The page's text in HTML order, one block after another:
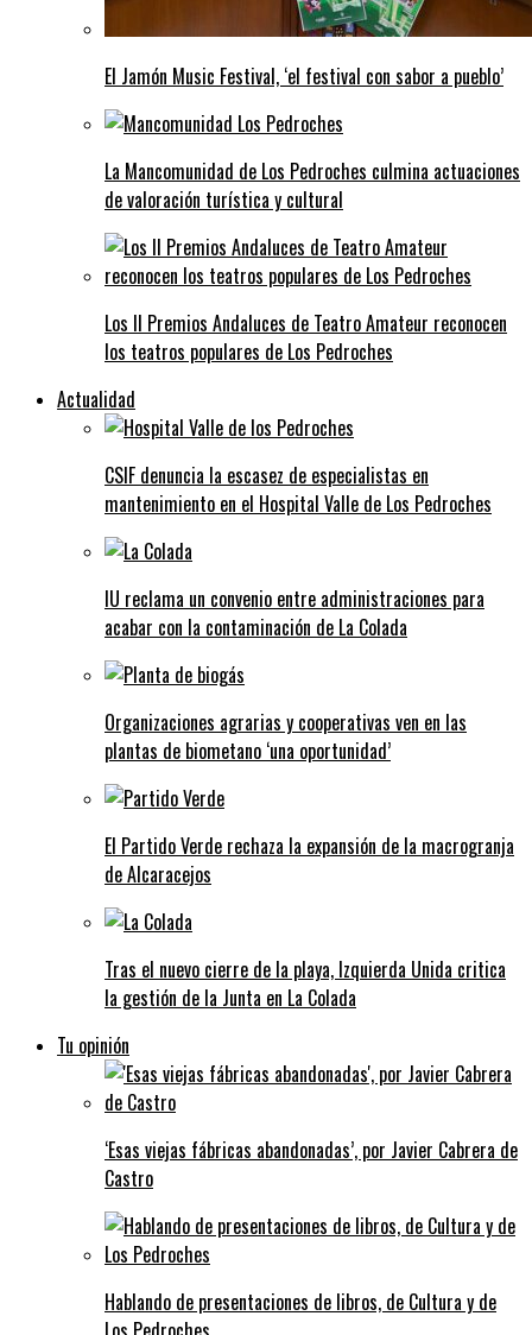
El Jamón Music Festival, ‘el festival con sabor a pueblo’
La Mancomunidad de Los Pedroches culmina actuaciones
de valoración turística y cultural
Los II Premios Andaluces de Teatro Amateur reconocen
los teatros populares de Los Pedroches
Actualidad
CSIF denuncia la escasez de especialistas en
mantenimiento en el Hospital Valle de Los Pedroches
IU reclama un convenio entre administraciones para
acabar con la contaminación de La Colada
Organizaciones agrarias y cooperativas ven en las
plantas de biometano ‘una oportunidad’
El Partido Verde rechaza la expansión de la macrogranja
de Alcaracejos
Tras el nuevo cierre de la playa, Izquierda Unida critica
la gestión de la Junta en La Colada
Tu opinión
‘Esas viejas fábricas abandonadas’, por Javier Cabrera de
Castro
Hablando de presentaciones de libros, de Cultura y de